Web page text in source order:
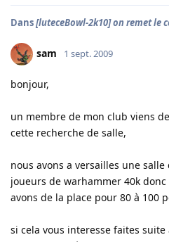
Dans[luteceBowl-2k10] on remet le
sam 1 sept. 2009
bonjour,
un membre de mon club viens
cette recherche de salle,
nous avons a versailles une
joueurs de warhammer 40k
avons de la place pour 80 à 100
si cela vous interesse faites